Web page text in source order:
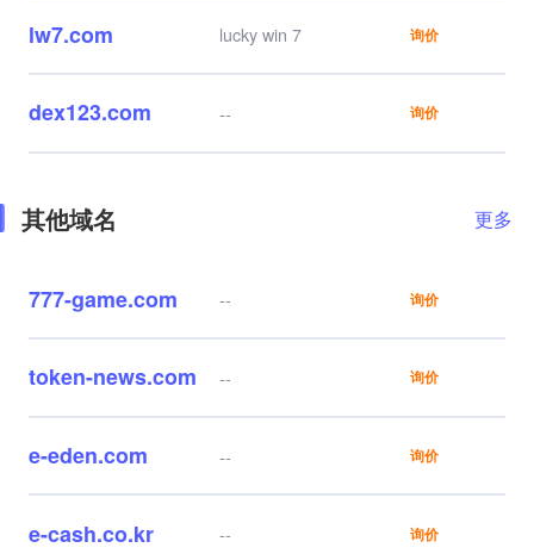
lw7.com lucky win 7 询价
dex123.com -- 询价
其他域名 更多
777-game.com -- 询价
token-news.com -- 询价
e-eden.com -- 询价
e-cash.co.kr -- 询价